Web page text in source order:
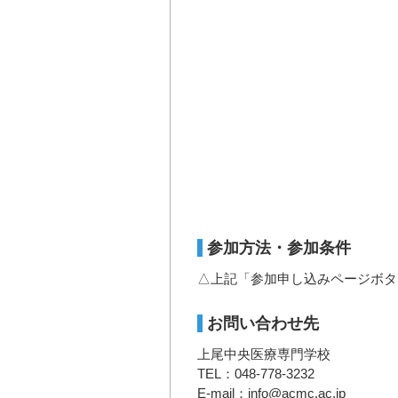
参加方法・参加条件
△上記「参加申し込みページボ
お問い合わせ先
上尾中央医療専門学校
TEL：048-778-3232
E-mail：info@acmc.ac.jp